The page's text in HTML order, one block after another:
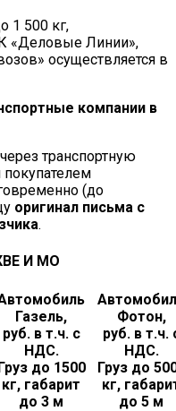
1 500 кг,
«Деловые Линии»,
осуществляется в
компании в
транспортную
(до
оригинал письма с
.
И МО
Газель,
руб. в т.ч. с
НДС.
до 1500
кг, габарит
до 3 м
Фотон,
руб. в т.ч.
НДС.
Груз до
кг,
до 5 м